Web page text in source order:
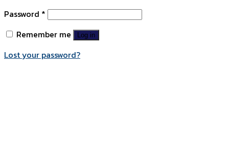
Password *
Remember me
Log in
Lost your password?